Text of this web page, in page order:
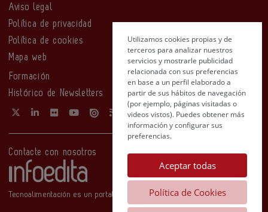
Aviso legal
Política de privacidad
Política de cookies
Mapa web
Formación
Histórico de Newsletters
Contacte con nosotros
Tecnoalimentación es un portal de Infoedita
Utilizamos cookies propias y de
terceros para analizar nuestros
servicios y mostrarle publicidad
relacionada con sus preferencias
en base a un perfil elaborado a
partir de sus hábitos de navegación
(por ejemplo, páginas visitadas o
videos vistos). Puedes obtener más
información y configurar sus
preferencias.
Aceptar todas
Política de Cookies